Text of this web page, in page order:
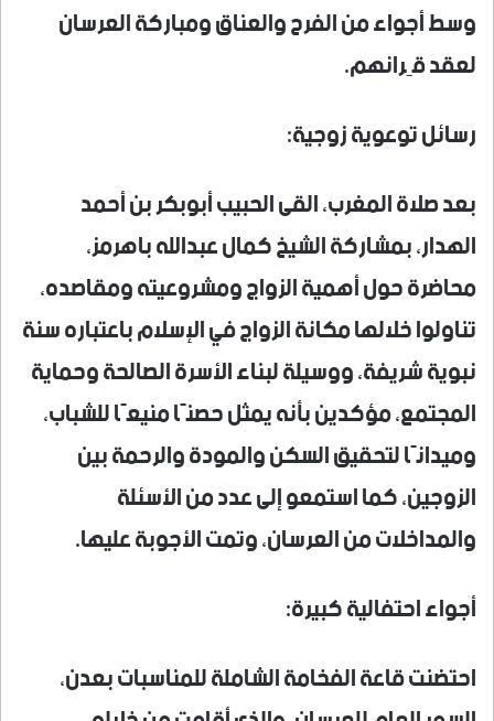
وسط أجواء من الفرح والعناق ومباركة العرسان
لعقد قِرانهم.
رسائل توعوية زوجية:
بعد صلاة المغرب، القى الحبيب أبوبكر بن أحمد
الهدار، بمشاركة الشيخ كمال عبدالله باهرمز،
محاضرة حول أهمية الزواج ومشروعيته ومقاصده،
تناولوا خلالها مكانة الزواج في الإسلام باعتباره سنة
نبوية شريفة، ووسيلة لبناء الأسرة الصالحة وحماية
المجتمع، مؤكدين بأنه يمثل حصنًا منيعًا للشباب،
وميدانًا لتحقيق السكن والمودة والرحمة بين
الزوجين، كما استمعو إلى عدد من الأسئلة
والمداخلات من العرسان، وتمت الأجوبة عليها.
أجواء احتفالية كبيرة:
احتضنت قاعة الفخامة الشاملة للمناسبات بعدن،